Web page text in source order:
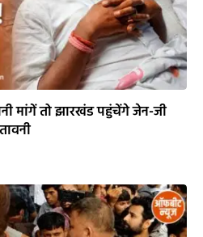
मांगें तो झारखंड पहुंचेंगे जेन-जी